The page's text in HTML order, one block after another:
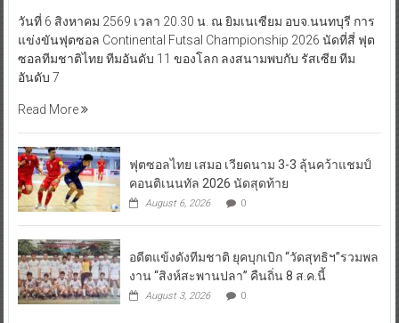
วันที่ 6 สิงหาคม 2569 เวลา 20.30 น. ณ ยิมเนเซียม อบจ.นนทบุรี การ
แข่งขันฟุตซอล Continental Futsal Championship 2026 นัดที่สี่ ฟุต
ซอลทีมชาติไทย ทีมอันดับ 11 ของโลก ลงสนามพบกับ รัสเซีย ทีม
อันดับ 7
Read More
ฟุตซอลไทย เสมอ เวียดนาม 3-3 ลุ้นคว้าแชมป์
คอนติเนนทัล 2026 นัดสุดท้าย
August 6, 2026 0
อดีตแข้งดังทีมชาติ ยุคบุกเบิก “วัดสุทธิฯ”รวมพล
งาน “สิงห์สะพานปลา” คืนถิ่น 8 ส.ค.นี้
August 3, 2026 0